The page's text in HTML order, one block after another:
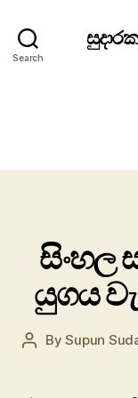
Search
සිංහල
යුගය
PostBySupun